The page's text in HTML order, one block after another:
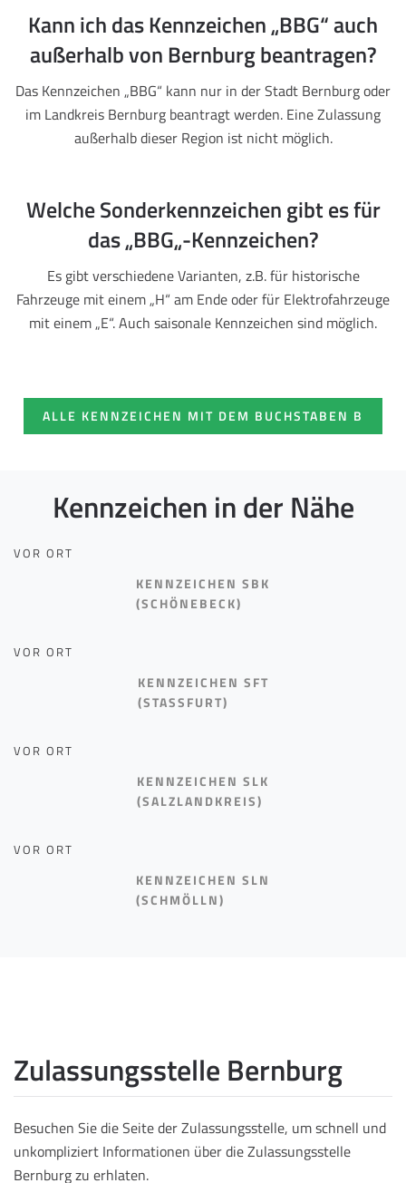
Kann ich das Kennzeichen „BBG“ auch
außerhalb von Bernburg beantragen?
Das Kennzeichen „BBG“ kann nur in der Stadt Bernburg oder
im Landkreis Bernburg beantragt werden. Eine Zulassung
außerhalb dieser Region ist nicht möglich.
Welche Sonderkennzeichen gibt es für
das „BBG„-Kennzeichen?
Es gibt verschiedene Varianten, z.B. für historische
Fahrzeuge mit einem „H“ am Ende oder für Elektrofahrzeuge
mit einem „E“. Auch saisonale Kennzeichen sind möglich.
ALLE KENNZEICHEN MIT DEM BUCHSTABEN B
Kennzeichen in der Nähe
VOR ORT
KENNZEICHEN SBK
(SCHÖNEBECK)
VOR ORT
KENNZEICHEN SFT
(STASSFURT)
VOR ORT
KENNZEICHEN SLK
(SALZLANDKREIS)
VOR ORT
KENNZEICHEN SLN
(SCHMÖLLN)
Zulassungsstelle Bernburg
Besuchen Sie die Seite der Zulassungsstelle, um schnell und
unkompliziert Informationen über die Zulassungsstelle
Bernburg zu erhlaten.